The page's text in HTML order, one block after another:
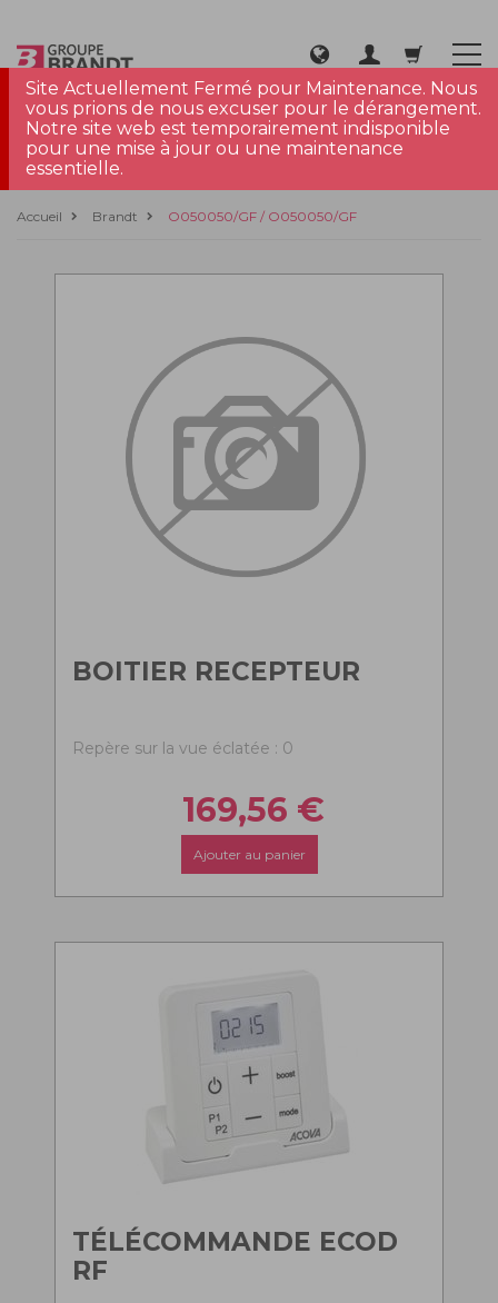
Site Actuellement Fermé pour Maintenance. Nous
vous prions de nous excuser pour le dérangement.
Notre site web est temporairement indisponible
pour une mise à jour ou une maintenance
essentielle.
Accueil Brandt O050050/GF / O050050/GF
BOITIER RECEPTEUR
Repère sur la vue éclatée : 0
169,56 €
Ajouter au panier
TÉLÉCOMMANDE ECOD
RF